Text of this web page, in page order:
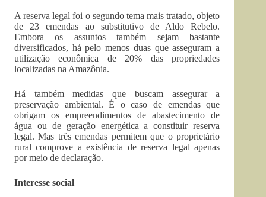
A reserva legal foi o segundo tema mais tratado, objeto
de 23 emendas ao substitutivo de Aldo Rebelo.
Embora os assuntos também sejam bastante
diversificados, há pelo menos duas que asseguram a
utilização econômica de 20% das propriedades
localizadas na Amazônia.
Há também medidas que buscam assegurar a
preservação ambiental. É o caso de emendas que
obrigam os empreendimentos de abastecimento de
água ou de geração energética a constituir reserva
legal. Mas três emendas permitem que o proprietário
rural comprove a existência de reserva legal apenas
por meio de declaração.
Interesse social